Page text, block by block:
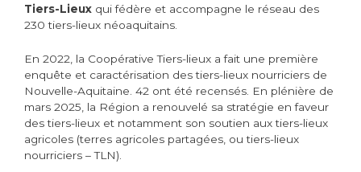
Tiers-Lieux qui fédère et accompagne le réseau des
230 tiers-lieux néoaquitains.
En 2022, la Coopérative Tiers-lieux a fait une première
enquête et caractérisation des tiers-lieux nourriciers de
Nouvelle-Aquitaine. 42 ont été recensés. En plénière de
mars 2025, la Région a renouvelé sa stratégie en faveur
des tiers-lieux et notamment son soutien aux tiers-lieux
agricoles (terres agricoles partagées, ou tiers-lieux
nourriciers – TLN).